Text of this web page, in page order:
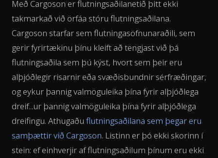
Með Cargoson er flutningsaðilanetið þitt ekki
takmarkað við örfáa stóru flutningsaðilana.
Cargoson starfar sem flutningasöfnunaraðili, sem
gerir fyrirtækinu þínu kleift að tengjast við þá
flutningsaðila sem þú kýst, hvort sem þeir eru
alþjóðlegir risarnir eða svæðisbundnir sérfræðingar,
og eykur þannig valmöguleika þína fyrir alþjóðlega
dreif...ur þannig valmöguleika þína fyrir alþjóðlega
dreifingu. Athugaðu flutningsaðilana sem þegar eru
samþættir við Cargoson. Listinn er þó ekki skorinn í
stein: ef einhverjir af flutningsaðilum þínum eru ekki